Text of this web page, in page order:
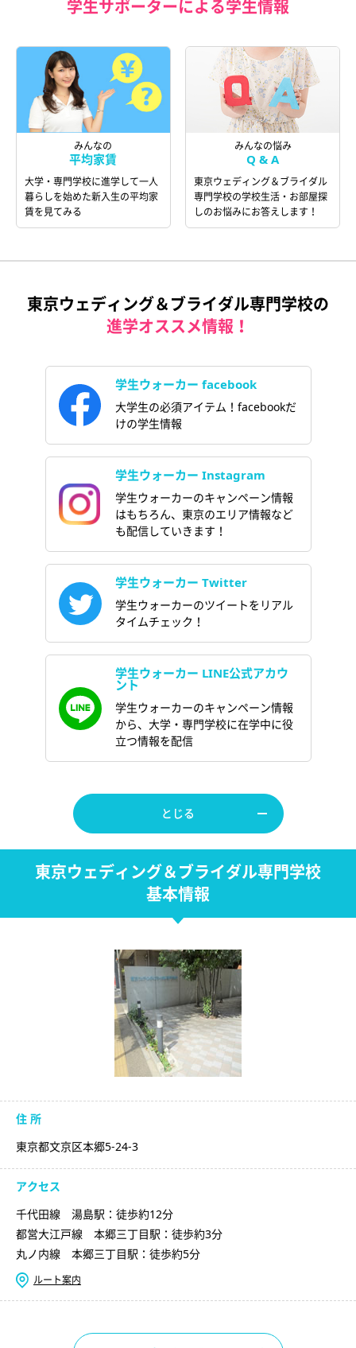
学生サポーターによる学生情報
みんなの
平均家賃
大学・専門学校に進学して一人
暮らしを始めた新入生の平均家
賃を見てみる
みんなの悩み
Q & A
東京ウェディング＆ブライダル
専門学校の学校生活・お部屋探
しのお悩みにお答えします！
東京ウェディング＆ブライダル専門学校の
進学オススメ情報！
学生ウォーカー facebook
大学生の必須アイテム！facebookだ
けの学生情報
学生ウォーカー Instagram
学生ウォーカーのキャンペーン情報
はもちろん、東京のエリア情報など
も配信していきます！
学生ウォーカー Twitter
学生ウォーカーのツイートをリアル
タイムチェック！
学生ウォーカー LINE公式アカウ
ント
学生ウォーカーのキャンペーン情報
から、大学・専門学校に在学中に役
立つ情報を配信
とじる
東京ウェディング＆ブライダル専門学校
基本情報
住 所
東京都文京区本郷5-24-3
アクセス
千代田線 湯島駅：徒歩約12分
都営大江戸線 本郷三丁目駅：徒歩約3分
丸ノ内線 本郷三丁目駅：徒歩約5分
ルート案内